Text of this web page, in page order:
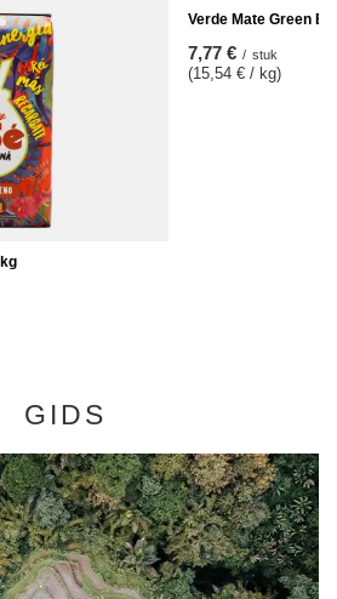
Verde Mate Green
7,77 € / stuk
(15,54 € / kg)
GIDS